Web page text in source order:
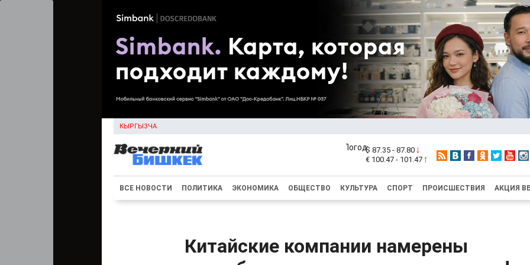
КЫРГЫЗЧА
$ 87.35 - 87.80
€ 100.47 - 101.47
ВСЕ НОВОСТИ ПОЛИТИКА ЭКОНОМИКА ОБЩЕСТВО КУЛЬТУРА СПОРТ ПРОИСШЕСТВИЯ АКЦИЯ
Китайские компании намерены